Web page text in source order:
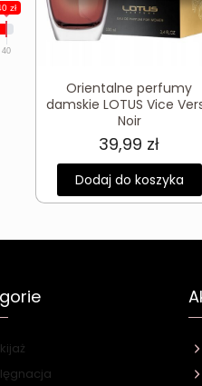
zł
40
Orientalne perfumy
damskie LOTUS Vice
Noir
39,99 zł
Dodaj do koszyka